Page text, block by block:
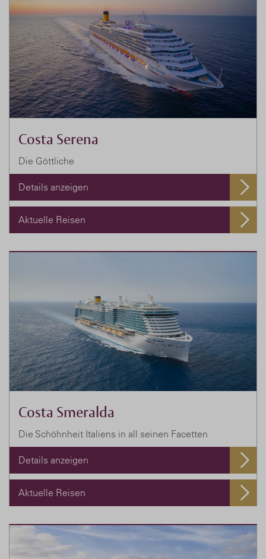
Costa Serena
Die Göttliche
Details anzeigen
Aktuelle Reisen
Costa Smeralda
Die Schöhnheit Italiens in all seinen Facetten
Details anzeigen
Aktuelle Reisen